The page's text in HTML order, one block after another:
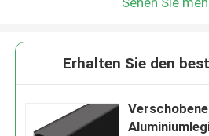
Erhalten Sie den